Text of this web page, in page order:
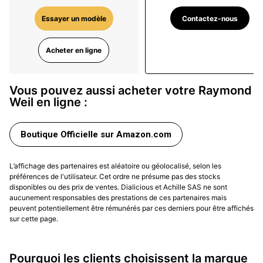
récemment présenté la collection Nabucco, qui est
une montre automatique inspirée par l'opéra de Verdi.
Cette collection est plus moderne et sportive que les
précédentes collections de la marque, ce qui montre
la capacité de Raymond Weil à innover et à se
En plus des montres pour hommes et femmes,
montres unisexes. Ces montres, comme la collection
Noemia, sont conçues pour être portées par tout le
monde, quel que soit le genre, et sont appréciées pour
leur design élégant et raffiné.
Raymond Weil a également prouvé sa capacité à
s'adapter aux tendances technologiques. En 2016, la
marque a lancé le Nabucco Cello Tourbillon, une
traditionnel avec une technologie de pointe. Cette
Essayer un modèle
Acheter en ligne
Contactez-nous
Vous pouvez aussi acheter votre Raymond
Weil en ligne :
Boutique Officielle sur Amazon.com
L’affichage des partenaires est aléatoire ou géolocalisé, selon les
préférences de l'utilisateur. Cet ordre ne présume pas des stocks
disponibles ou des prix de ventes. Dialicious et Achille SAS ne sont
aucunement responsables des prestations de ces partenaires mais
peuvent potentiellement être rémunérés par ces derniers pour être affichés
sur cette page.
Pourquoi les clients choisissent la marque